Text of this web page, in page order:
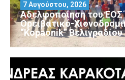
Αδελφοποίηση του ΕΟΣ
Ορειβατικό-
“Kopaonik” Βελιγραδίου
7 Αυγούστου, 2026